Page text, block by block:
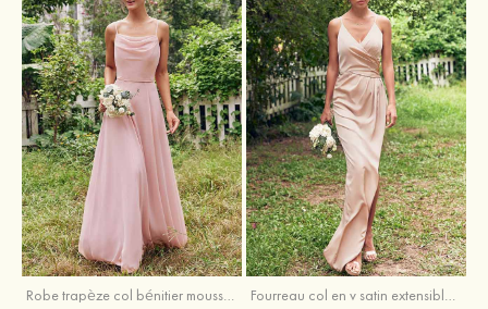
Robe trapèze col bénitier mousseline ras du sol robe de demoiselle d'honneur Fourreau col en v satin extensible asymétrique robe de demoiselle d'honneur